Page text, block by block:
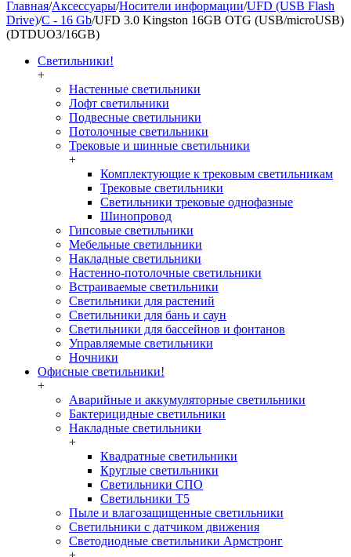
Главная/Аксессуары/Носители информации/UFD (USB Flash
Drive)/C - 16 Gb/UFD 3.0 Kingston 16GB OTG (USB/microUSB)
(DTDUO3/16GB)
Светильники!
+
Настенные светильники
Лофт светильники
Подвесные светильники
Потолочные светильники
Трековые и шинные светильники
+
Комплектующие к трековым светильникам
Трековые светильники
Светильники трековые однофазные
Шинопровод
Гипсовые светильники
Мебельные светильники
Накладные светильники
Настенно-потолочные светильники
Встраиваемые светильники
Светильники для растений
Светильники для бань и саун
Светильники для бассейнов и фонтанов
Управляемые светильники
Ночники
Офисные светильники!
+
Аварийные и аккумуляторные светильники
Бактерицидные светильники
Накладные светильники
+
Квадратные светильники
Круглые светильники
Светильники СПО
Светильники Т5
Пыле и влагозащищенные светильники
Светильники с датчиком движения
Светодиодные светильники Армстронг